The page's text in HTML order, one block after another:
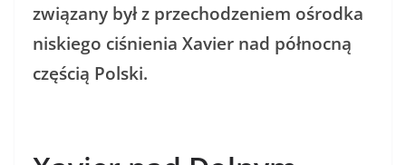
związany był z przechodzeniem ośrodka
niskiego ciśnienia Xavier nad północną
częścią Polski.